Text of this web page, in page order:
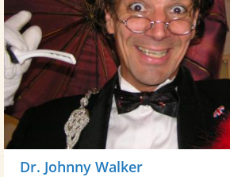
Dr. Johnny Walker